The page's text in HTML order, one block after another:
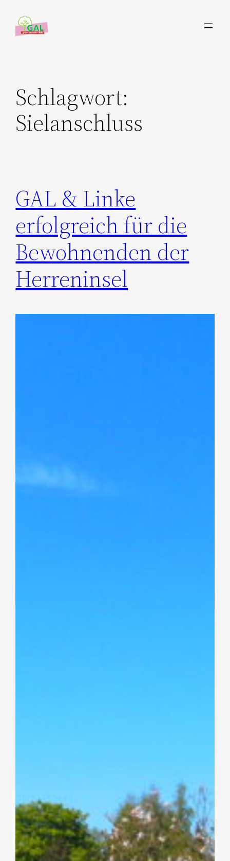
Inhalt
springen
Schlagwort:
Sielanschluss
GAL & Linke
erfolgreich für die
Bewohnenden der
Herreninsel